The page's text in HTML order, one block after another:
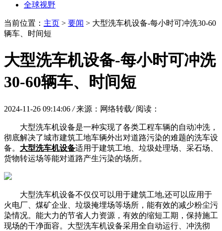
全球视野
当前位置： 主页 > 要闻 > 大型洗车机设备-每小时可冲洗30-60
辆车、时间短
大型洗车机设备-每小时可冲洗
30-60辆车、时间短
2024-11-26 09:14:06 / 来源：网络转载/ 阅读：
大型洗车机设备是一种实现了各类工程车辆的自动冲洗，
彻底解决了城市建筑工地车辆外出对道路污染的难题的洗车设
备。 大型洗车机设备适用于建筑工地、垃圾处理场、采石场、
货物转运场等能对道路产生污染的场所。
大型洗车机设备不仅仅可以用于建筑工地,还可以应用于
火电厂、煤矿企业、垃圾掩埋场等场所，能有效的减少粉尘污
染情况。能大力的节省人力资源，有效的缩短工期，保持施工
现场的干净面容。大型洗车机设备采用全自动运行、冲洗彻